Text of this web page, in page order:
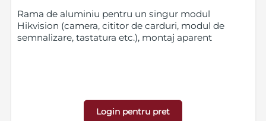
Rama de aluminiu pentru un singur modul
Hikvision (camera, cititor de carduri, modul de
semnalizare, tastatura etc.), montaj aparent
Login pentru pret